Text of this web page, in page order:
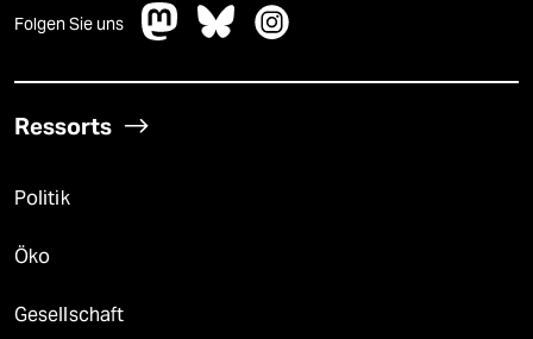
Folgen Sie uns
Ressorts
Politik
Öko
Gesellschaft